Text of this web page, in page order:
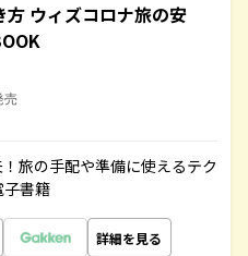
方 ウィズコロナ旅の安
売
旅の手配や準備に使えるテク
子書籍
詳細を見る